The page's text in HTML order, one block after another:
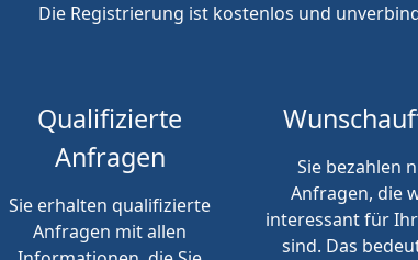
Die Registrierung ist kostenlos und
Qualifizierte
Anfragen
Sie erhalten qualifizierte
Anfragen mit allen
Sie bezahlen
Anfragen, die
interessant für
sind. Das